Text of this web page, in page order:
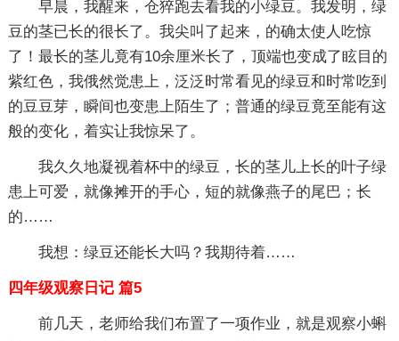
早晨，我醒来，仓猝跑去看我的小绿豆。我发明，绿
豆的茎已长的很长了。我尖叫了起来，的确太使人吃惊
了！最长的茎儿竟有10余厘米长了，顶端也变成了眩目的
紫红色，我俄然觉患上，泛泛时常看见的绿豆和时常吃到
的豆豆芽，瞬间也变患上陌生了；普通的绿豆竟至能有这
般的变化，着实让我惊呆了。
我久久地凝视着杯中的绿豆，长的茎儿上长的叶子绿
患上可爱，就像摊开的手心，短的就像燕子的尾巴；长
的……
我想：绿豆还能长大吗？我期待着……
四年级观察日记 篇5
前几天，老师给我们布置了一项作业，就是观察小蝌